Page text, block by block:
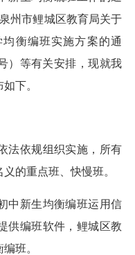
州市鲤城区教育局关于
衡编班实施方案的通
）等有关安排，现就我
下。
依规组织实施，所有
的重点班、快慢班。
新生均衡编班运用信
供编班软件，鲤城区教
班。